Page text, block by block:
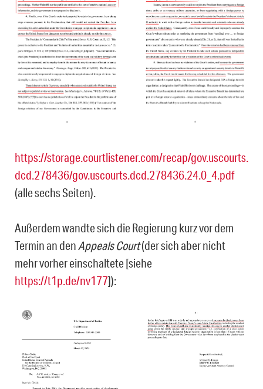
https://storage.courtlistener.com/recap/gov.uscourts.
dcd.278436/gov.uscourts.dcd.278436.24.0_4.pdf
(alle sechs Seiten).
Außerdem wandte sich die Regierung kurz vor dem
Termin an den Appeals Court(der sich aber nicht
mehr vorher einschaltete [siehe
https://t1p.de/nv177]):